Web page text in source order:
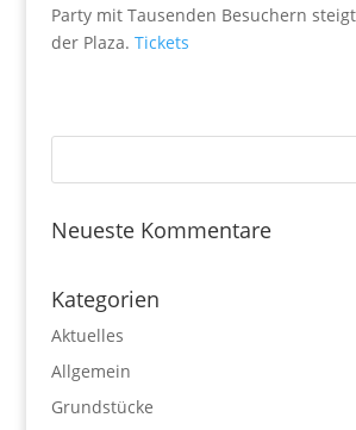
Party mit Tausenden Besuchern
der Plaza. Tickets
Neueste Kommentare
Kategorien
Aktuelles
Allgemein
Grundstücke